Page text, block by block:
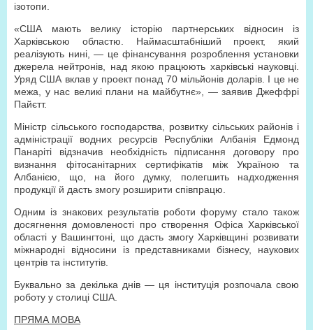
ізотопи.
«США мають велику історію партнерських відносин із
Харківською областю. Наймасштабніший проект, який
реалізують нині, — це фінансування розроблення установки
джерела нейтронів, над якою працюють харківські науковці.
Уряд США вклав у проект понад 70 мільйонів доларів. І це не
межа, у нас великі плани на майбутнє», — заявив Джеффрі
Пайєтт.
Міністр сільського господарства, розвитку сільських районів і
адміністрації водних ресурсів Республіки Албанія Едмонд
Панаріті відзначив необхідність підписання договору про
визнання фітосанітарних сертифікатів між Україною та
Албанією, що, на його думку, полегшить надходження
продукції й дасть змогу розширити співпрацю.
Одним із знакових результатів роботи форуму стало також
досягнення домовленості про створення Офіса Харківської
області у Вашингтоні, що дасть змогу Харківщині розвивати
міжнародні відносини із представниками бізнесу, наукових
центрів та інститутів.
Буквально за декілька днів — ця інституція розпочала свою
роботу у столиці США.
ПРЯМА МОВА